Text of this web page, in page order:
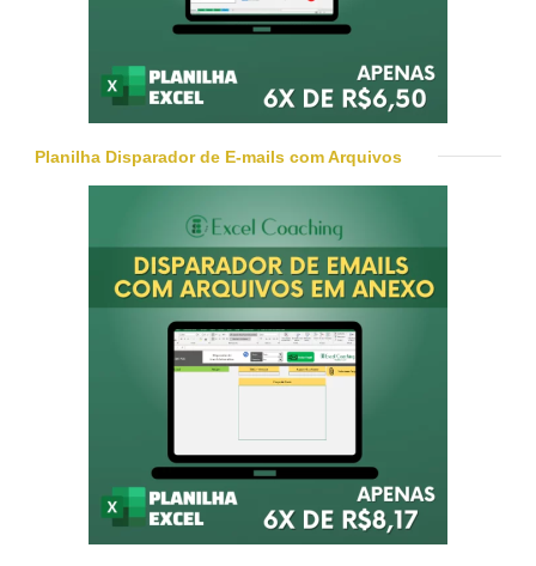
Planilha Disparador de E-mails com Arquivos